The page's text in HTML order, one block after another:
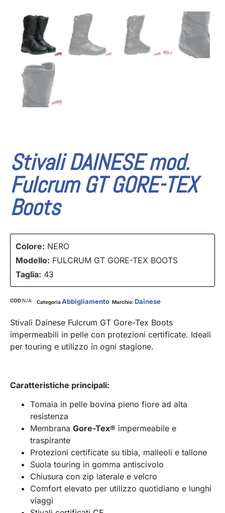
Stivali DAINESE mod.
Fulcrum GT GORE-TEX
Boots
Colore: NERO
Modello: FULCRUM GT GORE-TEX BOOTS
Taglia: 43
CODN/A CategoriaAbbigliamento Marchio:Dainese
Stivali Dainese Fulcrum GT Gore-Tex Boots
impermeabili in pelle con protezioni certificate. Ideali
per touring e utilizzo in ogni stagione.
Caratteristiche principali:
Tomaia in pelle bovina pieno fiore ad alta
resistenza
Membrana Gore-Tex® impermeabile e
traspirante
Protezioni certificate su tibia, malleoli e tallone
Suola touring in gomma antiscivolo
Chiusura con zip laterale e velcro
Comfort elevato per utilizzo quotidiano e lunghi
viaggi